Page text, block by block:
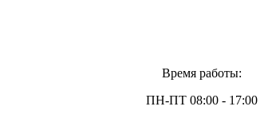
Время работы:
ПН-ПТ 08:00 - 17:00